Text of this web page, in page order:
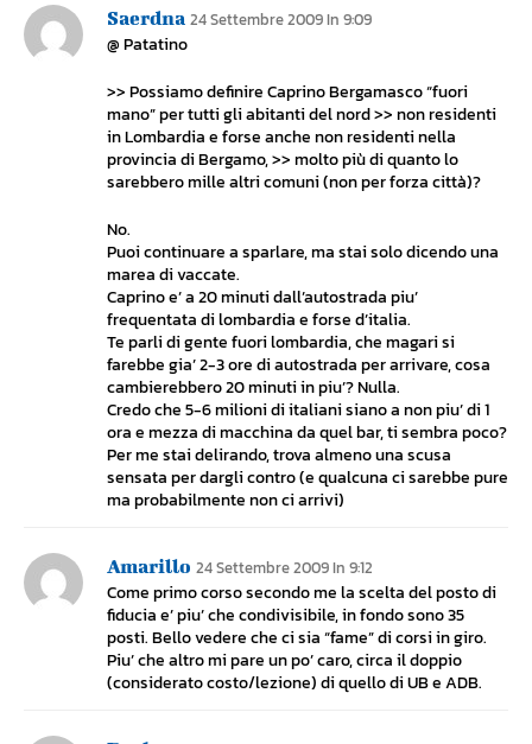
Saerdna 24 Settembre 2009 In 9:09
@ Patatino
>> Possiamo definire Caprino Bergamasco “fuori
mano” per tutti gli abitanti del nord >> non residenti
in Lombardia e forse anche non residenti nella
provincia di Bergamo, >> molto più di quanto lo
sarebbero mille altri comuni (non per forza città)?
No.
Puoi continuare a sparlare, ma stai solo dicendo una
marea di vaccate.
Caprino e’ a 20 minuti dall’autostrada piu’
frequentata di lombardia e forse d’italia.
Te parli di gente fuori lombardia, che magari si
farebbe gia’ 2-3 ore di autostrada per arrivare, cosa
cambierebbero 20 minuti in piu’? Nulla.
Credo che 5-6 milioni di italiani siano a non piu’ di 1
ora e mezza di macchina da quel bar, ti sembra poco?
Per me stai delirando, trova almeno una scusa
sensata per dargli contro (e qualcuna ci sarebbe pure
ma probabilmente non ci arrivi)
Amarillo 24 Settembre 2009 In 9:12
Come primo corso secondo me la scelta del posto di
fiducia e’ piu’ che condivisibile, in fondo sono 35
posti. Bello vedere che ci sia “fame” di corsi in giro.
Piu’ che altro mi pare un po’ caro, circa il doppio
(considerato costo/lezione) di quello di UB e ADB.